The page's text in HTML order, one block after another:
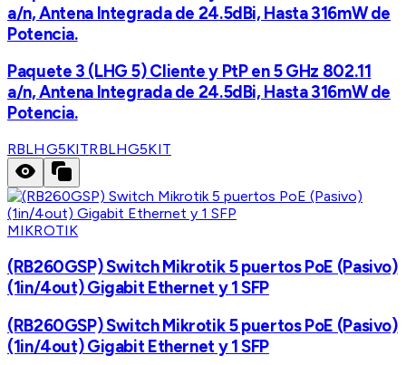
a/n, Antena Integrada de 24.5dBi, Hasta 316mW de
Potencia.
Paquete 3 (LHG 5) Cliente y PtP en 5 GHz 802.11
a/n, Antena Integrada de 24.5dBi, Hasta 316mW de
Potencia.
RBLHG5KITRBLHG5KIT
MIKROTIK
(RB260GSP) Switch Mikrotik 5 puertos PoE (Pasivo)
(1in/4out) Gigabit Ethernet y 1 SFP
(RB260GSP) Switch Mikrotik 5 puertos PoE (Pasivo)
(1in/4out) Gigabit Ethernet y 1 SFP